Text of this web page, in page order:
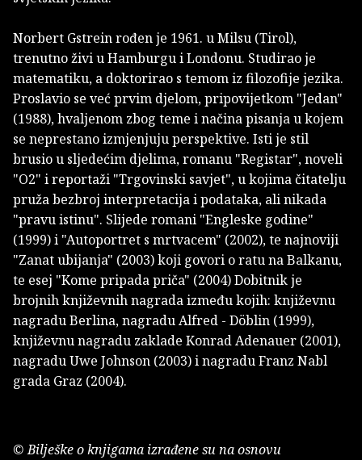
Norbert Gstrein rođen je 1961. u Milsu (Tirol),
trenutno živi u Hamburgu i Londonu. Studirao je
matematiku, a doktorirao s temom iz filozofije jezika.
Proslavio se već prvim djelom, pripovijetkom "Jedan"
(1988), hvaljenom zbog teme i načina pisanja u kojem
se neprestano izmjenjuju perspektive. Isti je stil
brusio u sljedećim djelima, romanu "Registar", noveli
"O2" i reportaži "Trgovinski savjet", u kojima čitatelju
pruža bezbroj interpretacija i podataka, ali nikada
"pravu istinu". Slijede romani "Engleske godine"
(1999) i "Autoportret s mrtvacem" (2002), te najnoviji
"Zanat ubijanja" (2003) koji govori o ratu na Balkanu,
te esej "Kome pripada priča" (2004) Dobitnik je
brojnih književnih nagrada između kojih: književnu
nagradu Berlina, nagradu Alfred - Döblin (1999),
književnu nagradu zaklade Konrad Adenauer (2001),
nagradu Uwe Johnson (2003) i nagradu Franz Nabl
grada Graz (2004).
© Bilješke o knjigama izrađene su na osnovu